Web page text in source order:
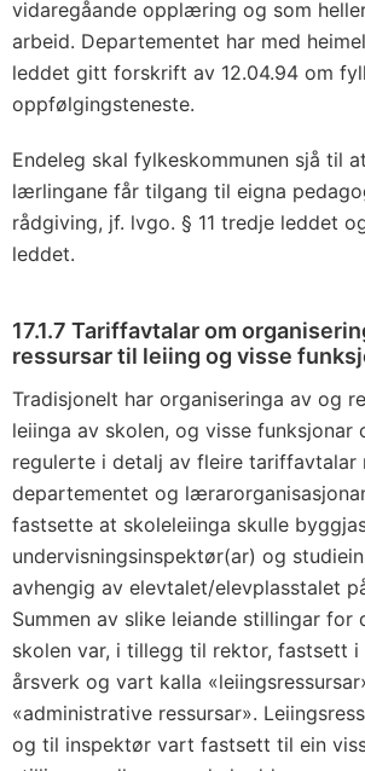
vidaregåande opplæring og som
arbeid. Departementet har med
leddet gitt forskrift av 12.04.94 om
oppfølgingsteneste.
Endeleg skal fylkeskommunen sjå til
lærlingane får tilgang til eigna
rådgiving, jf. lvgo. § 11 tredje leddet
leddet.
17.1.7 Tariffavtalar om
ressursar til leiing og visse
Tradisjonelt har organiseringa av og
leiinga av skolen, og visse funksjonar
regulerte i detalj av fleire tariffavtalar
departementet og
fastsette at skoleleiinga skulle
undervisningsinspektør(ar) og
avhengig av elevtalet/elevplasstalet
Summen av slike leiande stillingar for
skolen var, i tillegg til rektor, fastsett
årsverk og vart kalla
«administrative ressursar».
og til inspektør vart fastsett til ein